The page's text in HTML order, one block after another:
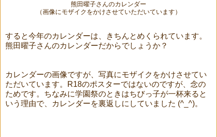
熊田曜子さんのカレンダー
（画像にモザイクをかけさせていただいています）
すると今年のカレンダーは、きちんとめくられています。
熊田曜子さんのカレンダーだからでしょうか？
カレンダーの画像ですが、写真にモザイクをかけさせてい
ただいています。R18のポスターではないのですが、念の
ためです。ちなみに学園祭のときはちびっ子が一杯来ると
いう理由で、カレンダーを裏返しにしていました (^_^)。